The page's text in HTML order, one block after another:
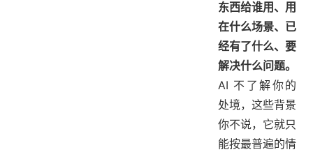
东西给谁用、用
在什么场景、已
经有了什么、要
解决什么问题。
AI 不了解你的
处境，这些背景
你不说，它就只
能按最普遍的情